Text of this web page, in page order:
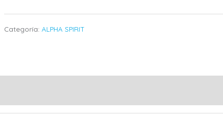
Categoría:ALPHA SPIRIT